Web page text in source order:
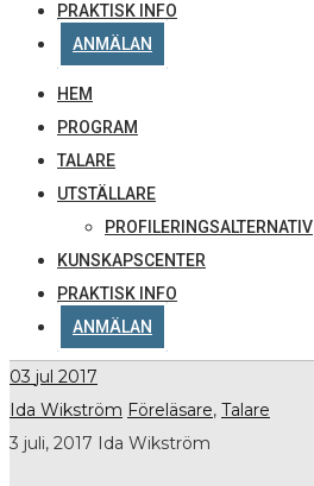
PRAKTISK INFO
ANMÄLAN
HEM
PROGRAM
TALARE
UTSTÄLLARE
PROFILERINGSALTERNATIV
KUNSKAPSCENTER
PRAKTISK INFO
ANMÄLAN
03 jul 2017
Ida Wikström Föreläsare, Talare
3 juli, 2017 Ida Wikström